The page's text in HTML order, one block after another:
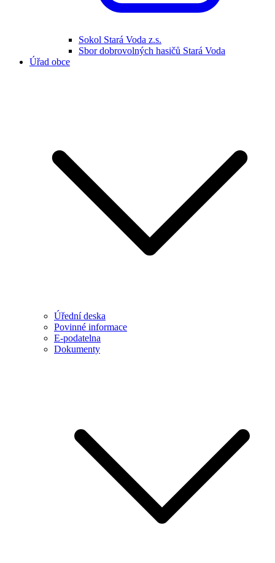
Sokol Stará Voda z.s.
Sbor dobrovolných hasičů Stará Voda
Úřad obce
Úřední deska
Povinné informace
E-podatelna
Dokumenty